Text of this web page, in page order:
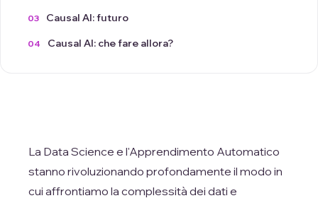
Causal AI: futuro
Causal AI: che fare allora?
La Data Science e l'Apprendimento Automatico
stanno rivoluzionando profondamente il modo in
cui affrontiamo la complessità dei dati e